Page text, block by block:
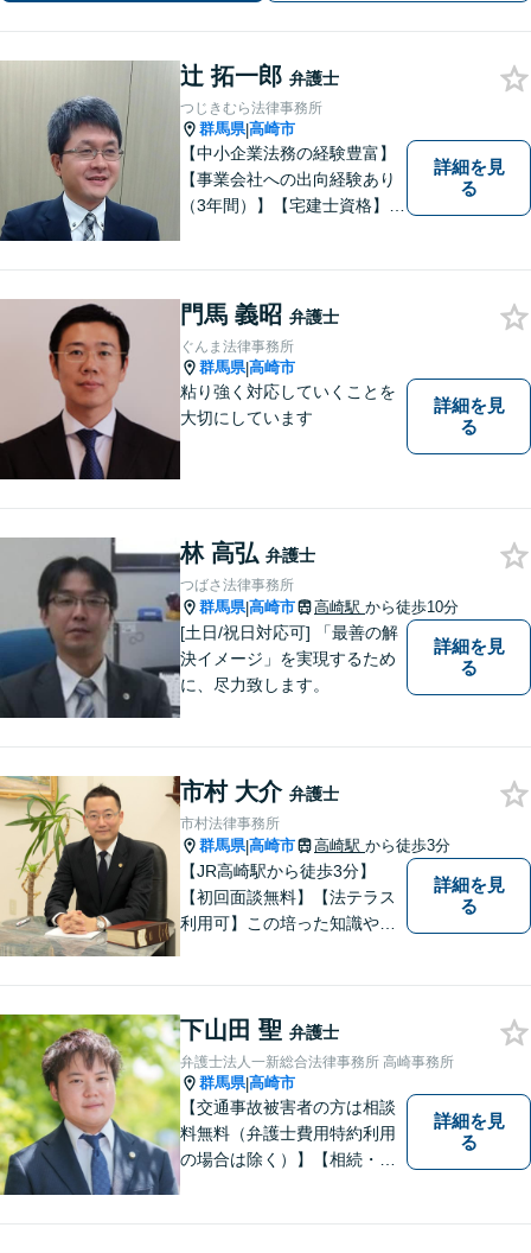
辻 拓一郎 弁護士
つじきむら法律事務所
群馬県|高崎市
【中小企業法務の経験豊富】
【事業会社への出向経験あり
（3年間）】【宅建士資格】信
詳細を見
る
門馬 義昭 弁護士
ぐんま法律事務所
群馬県|高崎市
粘り強く対応していくことを
大切にしています
詳細を見
る
林 高弘 弁護士
つばさ法律事務所
群馬県|高崎市 高崎駅 から徒歩10分
[土日/祝日対応可] 「最善の解
決イメージ」を実現するため
に、尽力致します。
詳細を見
る
市村 大介 弁護士
市村法律事務所
群馬県|高崎市 高崎駅 から徒歩3分
【JR高崎駅から徒歩3分】
【初回面談無料】【法テラス
利用可】この培った知識や経
す。お気軽にご相談くださ
い。
詳細を見
る
下山田 聖 弁護士
弁護士法人一新総合法律事務所 高崎事務所
群馬県|高崎市
【交通事故被害者の方は相談
料無料（弁護士費用特約利用
の場合は除く）】【相続・債
詳細を見
る